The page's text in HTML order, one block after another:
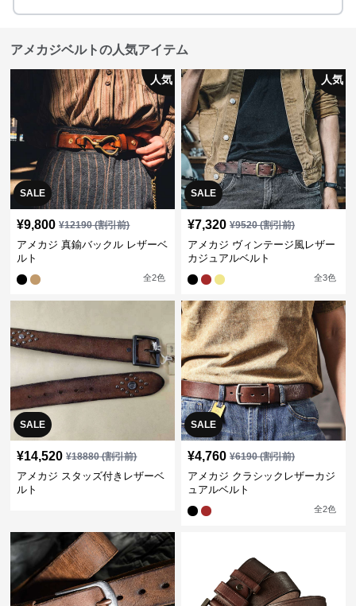
アメカジベルトの人気アイテム
SALE
人気
¥9,800 ¥12190(割引前)
アメカジ 真鍮バックル レザーベ
ルト
全2色
SALE
人気
¥7,320 ¥9520(割引前)
アメカジ ヴィンテージ風レザー
カジュアルベルト
全3色
SALE
¥14,520 ¥18880(割引前)
アメカジ スタッズ付きレザーベ
ルト
SALE
¥4,760 ¥6190(割引前)
アメカジ クラシックレザーカジ
ュアルベルト
全2色